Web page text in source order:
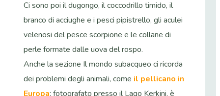
Ci sono poi il dugongo, il coccodrillo timido, il
branco di acciughe e i pesci pipistrello, gli aculei
velenosi del pesce scorpione e le collane di
perle formate dalle uova del rospo.
Anche la sezione Il mondo subacqueo ci ricorda
dei problemi degli animali, come il pellicano in
Europa: fotografato presso il Lago Kerkini, è